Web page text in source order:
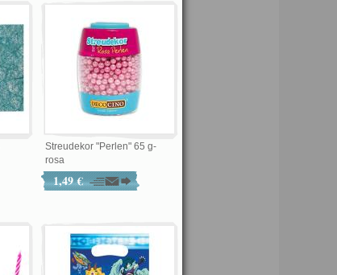
Streudekor "Perlen" 65 g-
rosa
1,49 €